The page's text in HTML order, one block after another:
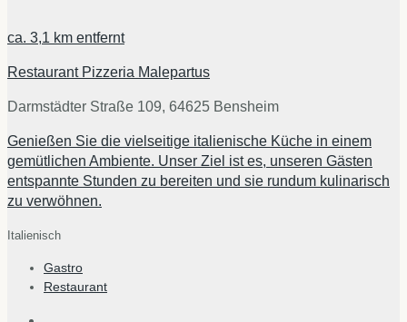
ca. 3,1 km entfernt
Restaurant Pizzeria Malepartus
Darmstädter Straße 109, 64625 Bensheim
Genießen Sie die vielseitige italienische Küche in einem
gemütlichen Ambiente. Unser Ziel ist es, unseren Gästen
entspannte Stunden zu bereiten und sie rundum kulinarisch
zu verwöhnen.
Italienisch
Gastro
Restaurant